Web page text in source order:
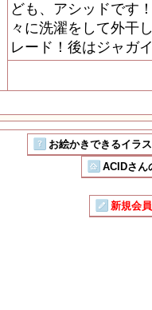
ども、アシッドです
々に洗濯をして外干
レード！後はジャガ
お絵かきできるイラ
ACIDさん
新規会